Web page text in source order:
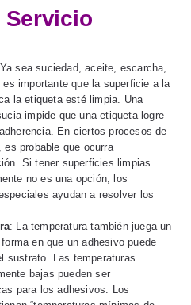
Servicio
sea suciedad, aceite, escarcha,
importante que la superficie a la
la etiqueta esté limpia. Una
impide que una etiqueta logre
En ciertos procesos de
es probable que ocurra
Si tener superficies limpias
no es una opción, los
ayudan a resolver los
: La temperatura también juega un
en que un adhesivo puede
sustrato. Las temperaturas
bajas pueden ser
para los adhesivos. Los